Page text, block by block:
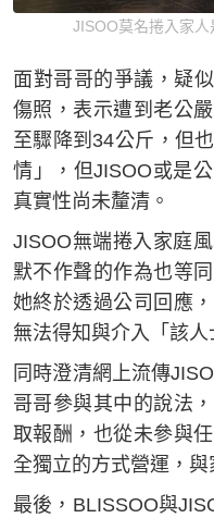
JISOO莫名捲入家人
面對哥哥的爭議，疑
傷照，表示遭到老公
至驟降到34公斤，但
情」，但JISOO或是
真實性尚未釐清。
JISOO無端捲入家庭
默不作聲的作為也等
她終於透過公司回應
無法得知與介入「該人
同時澄清網上流傳
哥哥參與其中的說法
取報酬，也從未參與
全獨立的方式營運，與
最後，BLISSOO與